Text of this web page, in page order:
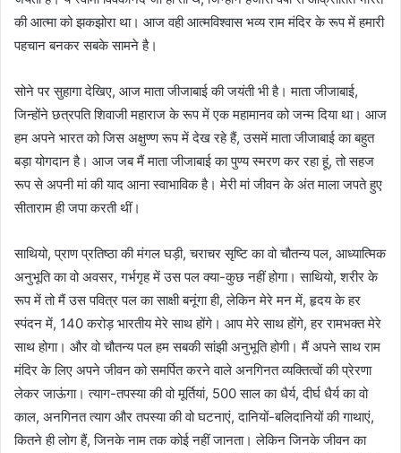
की आत्मा को झकझोरा था। आज वही आत्मविश्वास भव्य राम मंदिर के रूप में हमारी
पहचान बनकर सबके सामने है।
सोने पर सुहागा देखिए, आज माता जीजाबाई की जयंती भी है। माता जीजाबाई,
जिन्होंने छत्रपति शिवाजी महाराज के रूप में एक महामानव को जन्म दिया था। आज
हम अपने भारत को जिस अक्षुण्ण रूप में देख रहे हैं, उसमें माता जीजाबाई का बहुत
बड़ा योगदान है। आज जब मैं माता जीजाबाई का पुण्य स्मरण कर रहा हूं, तो सहज
रूप से अपनी मां की याद आना स्वाभाविक है। मेरी मां जीवन के अंत माला जपते हुए
सीताराम ही जपा करती थीं।
साथियो, प्राण प्रतिष्ठा की मंगल घड़ी, चराचर सृष्टि का वो चौतन्य पल, आध्यात्मिक
अनुभूति का वो अवसर, गर्भगृह में उस पल क्या-कुछ नहीं होगा। साथियो, शरीर के
रूप में तो मैं उस पवित्र पल का साक्षी बनूंगा ही, लेकिन मेरे मन में, हृदय के हर
स्पंदन में, 140 करोड़ भारतीय मेरे साथ होंगे। आप मेरे साथ होंगे, हर रामभक्त मेरे
साथ होगा। और वो चौतन्य पल हम सबकी सांझी अनुभूति होगी। मैं अपने साथ राम
मंदिर के लिए अपने जीवन को समर्पित करने वाले अनगिनत व्यक्तित्वों की प्रेरणा
लेकर जाऊंगा। त्याग-तपस्या की वो मूर्तियां, 500 साल का धैर्य, दीर्घ धैर्य का वो
काल, अनगिनत त्याग और तपस्या की वो घटनाएं, दानियों-बलिदानियों की गाथाएं,
कितने ही लोग हैं, जिनके नाम तक कोई नहीं जानता। लेकिन जिनके जीवन का